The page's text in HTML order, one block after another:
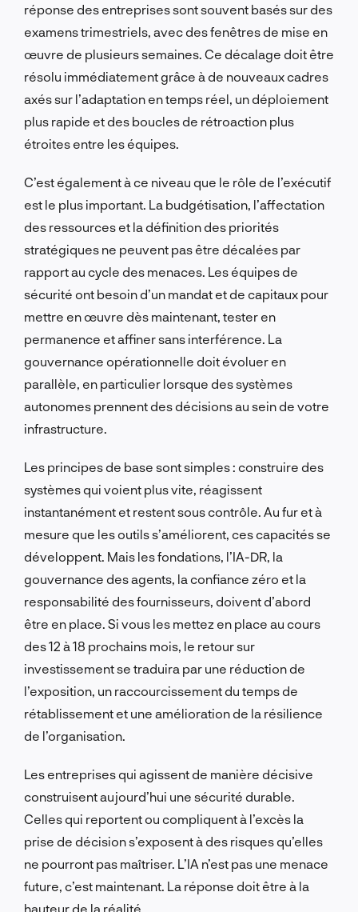
réponse des entreprises sont souvent basés sur des
examens trimestriels, avec des fenêtres de mise en
œuvre de plusieurs semaines. Ce décalage doit être
résolu immédiatement grâce à de nouveaux cadres
axés sur l’adaptation en temps réel, un déploiement
plus rapide et des boucles de rétroaction plus
étroites entre les équipes.
C’est également à ce niveau que le rôle de l’exécutif
est le plus important. La budgétisation, l’affectation
des ressources et la définition des priorités
stratégiques ne peuvent pas être décalées par
rapport au cycle des menaces. Les équipes de
sécurité ont besoin d’un mandat et de capitaux pour
mettre en œuvre dès maintenant, tester en
permanence et affiner sans interférence. La
gouvernance opérationnelle doit évoluer en
parallèle, en particulier lorsque des systèmes
autonomes prennent des décisions au sein de votre
infrastructure.
Les principes de base sont simples : construire des
systèmes qui voient plus vite, réagissent
instantanément et restent sous contrôle. Au fur et à
mesure que les outils s’améliorent, ces capacités se
développent. Mais les fondations, l’IA-DR, la
gouvernance des agents, la confiance zéro et la
responsabilité des fournisseurs, doivent d’abord
être en place. Si vous les mettez en place au cours
des 12 à 18 prochains mois, le retour sur
investissement se traduira par une réduction de
l’exposition, un raccourcissement du temps de
rétablissement et une amélioration de la résilience
de l’organisation.
Les entreprises qui agissent de manière décisive
construisent aujourd’hui une sécurité durable.
Celles qui reportent ou compliquent à l’excès la
prise de décision s’exposent à des risques qu’elles
ne pourront pas maîtriser. L’IA n’est pas une menace
future, c’est maintenant. La réponse doit être à la
hauteur de la réalité.